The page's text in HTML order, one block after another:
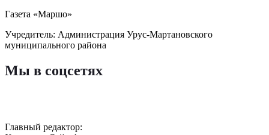
Газета «Маршо»
Учредитель: Администрация Урус-Мартановского
муниципального района
Мы в соцсетях
Главный редактор: